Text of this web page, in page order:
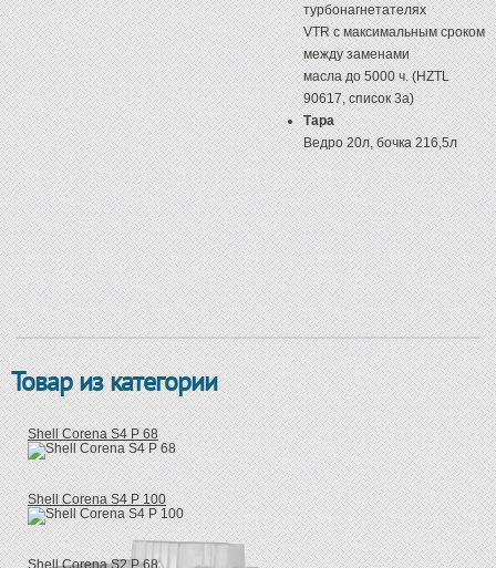
турбонагнетателях
VTR с максимальным сроком
между заменами
масла до 5000 ч. (HZTL
90617, список 3a)
Тара
Ведро 20л, бочка 216,5л
Товар из категории
Shell Corena S4 P 68
Shell Corena S4 P 100
Shell Corena S2 P 68